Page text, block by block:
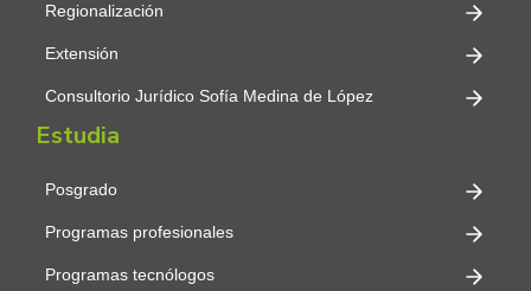
Regionalización
Extensión
Consultorio Jurídico Sofía Medina de López
Estudia
Posgrado
Programas profesionales
Programas tecnólogos